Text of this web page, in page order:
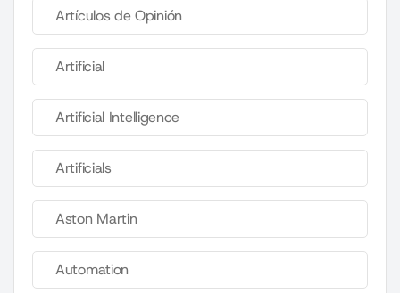
Artículos de Opinión
Artificial
Artificial Intelligence
Artificials
Aston Martin
Automation